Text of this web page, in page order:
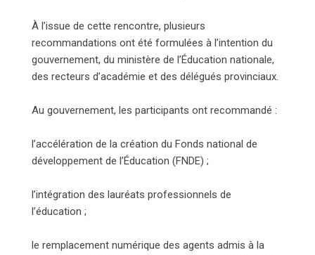
À l’issue de cette rencontre, plusieurs
recommandations ont été formulées à l’intention du
gouvernement, du ministère de l’Éducation nationale,
des recteurs d’académie et des délégués provinciaux.
Au gouvernement, les participants ont recommandé :
l’accélération de la création du Fonds national de
développement de l’Éducation (FNDE) ;
l’intégration des lauréats professionnels de
l’éducation ;
le remplacement numérique des agents admis à la